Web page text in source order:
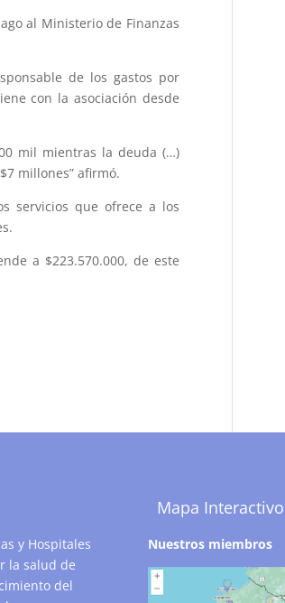
al Ministerio de Finanzas
de los gastos por
con la asociación desde
mil mientras la deuda (…)
millones” afirmó.
servicios que ofrece a los
a $223.570.000, de este
y Hospitales
la salud de
del
Mapa Interactivo
Nuestros miembros